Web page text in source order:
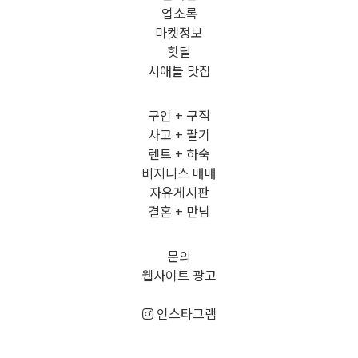
업소록
마켓정보
핫딜
시애틀 맛집
구인 + 구직
사고 + 팔기
렌트 + 하숙
비지니스 매매
자유게시판
결혼 + 만남
문의
웹사이트 광고
인스타그램